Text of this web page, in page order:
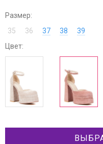
Размер:
35
36 37 38
39
Цвет: